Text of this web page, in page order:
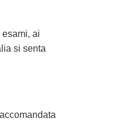
ai
si senta